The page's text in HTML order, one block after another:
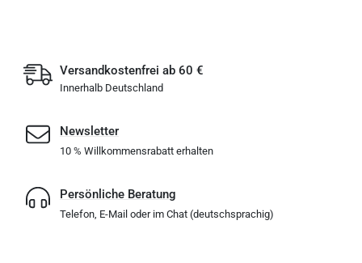
Versandkostenfrei ab 60 €
Innerhalb Deutschland
Newsletter
10 % Willkommensrabatt erhalten
Persönliche Beratung
Telefon, E-Mail oder im Chat (deutschsprachig)